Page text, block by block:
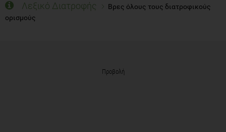
Λεξικό Διατροφής
Βρες όλους τους διατροφικούς
ορισμούς
Προβολή